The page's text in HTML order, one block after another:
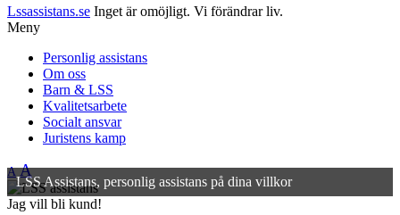
Lssassistans.se Inget är omöjligt. Vi förändrar liv.
Meny
Personlig assistans
Om oss
Barn & LSS
Kvalitetsarbete
Socialt ansvar
Juristens kamp
A A
LSS Assistans, personlig assistans på dina villkor
Jag vill bli kund!